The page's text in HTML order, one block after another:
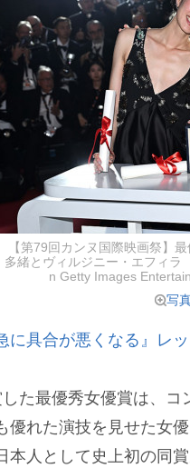
【第79回カンヌ国際映画祭】
多緒とヴィルジニー・エフィ
n Getty Images
写
に具合が悪くなる』レ
た最優秀女優賞は、コ
優れた演技を見せた女
本人として史上初の同